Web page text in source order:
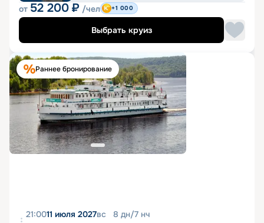
от 52 200 ₽ /чел +1 000
Выбрать круиз
Раннее бронирование
21:0011 июля 2027вс 8 дн/7 нч